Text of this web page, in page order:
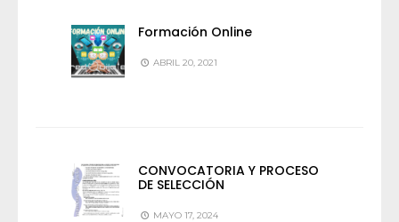
Formación Online
ABRIL 20, 2021
CONVOCATORIA Y PROCESO
DE SELECCIÓN
MAYO 17, 2024